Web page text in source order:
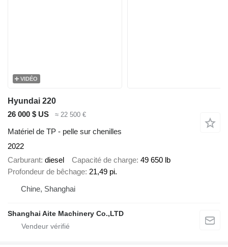
VIDÉO
Hyundai 220
26 000 $ US
≈ 22 500 €
Matériel de TP - pelle sur chenilles
2022
Carburant diesel Capacité de charge 49 650 lb
Profondeur de bêchage 21,49 pi.
Chine, Shanghai
Shanghai Aite Machinery Co.,LTD